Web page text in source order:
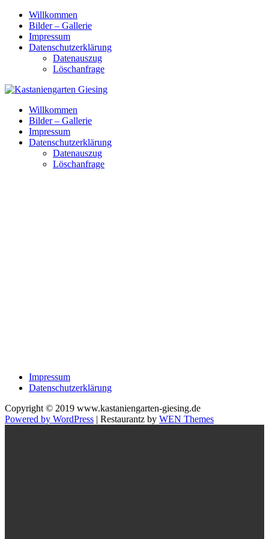
Skip
content
Willkommen
Bilder – Gallerie
Impressum
Datenschutzerklärung
Datenauszug
Löschanfrage
Willkommen
Bilder – Gallerie
Impressum
Datenschutzerklärung
Datenauszug
Löschanfrage
Impressum
Datenschutzerklärung
Copyright © 2019 www.kastaniengarten-giesing.de
Powered by WordPress | Restaurantz by WEN Themes